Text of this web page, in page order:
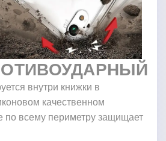
внутри книжки в
качественном
по всему периметру защищает